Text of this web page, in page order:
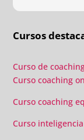
añadido con
gran liderazgo
Cursos
Curso de
Curso coaching
Curso coaching
Curso